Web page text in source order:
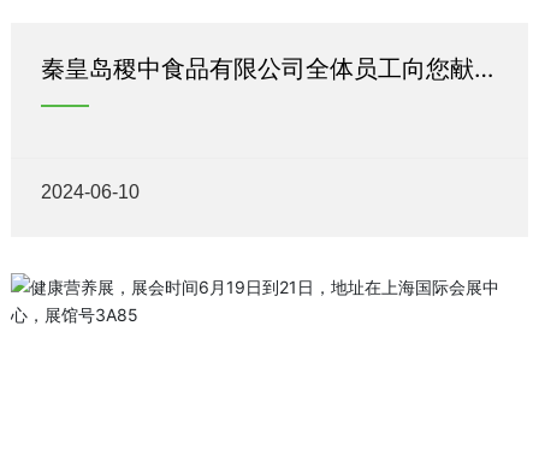
秦皇岛稷中食品有限公司全体员工向您献上
诚挚的祝福——端午安康
2024-06-10